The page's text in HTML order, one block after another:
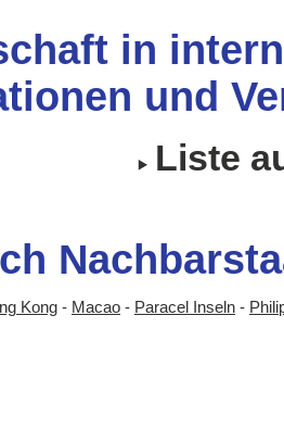
in
und
Liste
Kong - Macao - Paracel Inseln -